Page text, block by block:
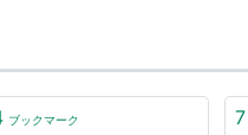
ブックマーク 7